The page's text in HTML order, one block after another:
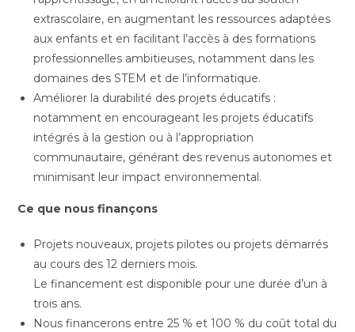
extrascolaire, en augmentant les ressources adaptées
aux enfants et en facilitant l’accès à des formations
professionnelles ambitieuses, notamment dans les
domaines des STEM et de l’informatique.
Améliorer la durabilité des projets éducatifs :
notamment en encourageant les projets éducatifs
intégrés à la gestion ou à l’appropriation
communautaire, générant des revenus autonomes et
minimisant leur impact environnemental.
Ce que nous finançons
Projets nouveaux, projets pilotes ou projets démarrés
au cours des 12 derniers mois.
Le financement est disponible pour une durée d’un à
trois ans.
Nous financerons entre 25 % et 100 % du coût total du